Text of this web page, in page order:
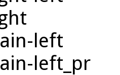
left
left_pr